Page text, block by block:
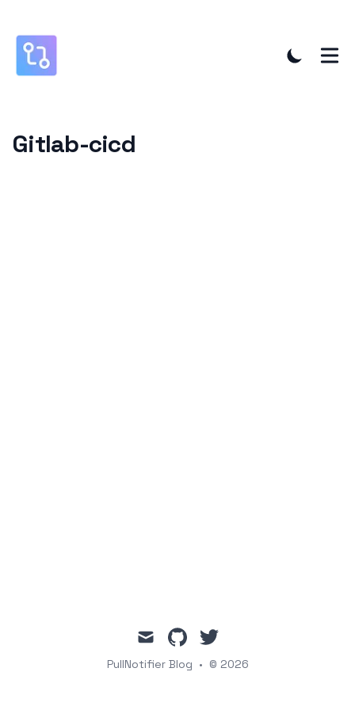
Gitlab-cicd
mail githubtwitter
PullNotifier Blog • © 2026